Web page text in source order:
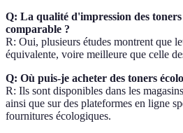
Q: La qualité d'impression des toners
comparable ?
R: Oui, plusieurs études montrent que
équivalente, voire meilleure que celle
Q: Où puis-je acheter des toners
R: Ils sont disponibles dans les
ainsi que sur des plateformes en ligne
fournitures écologiques.